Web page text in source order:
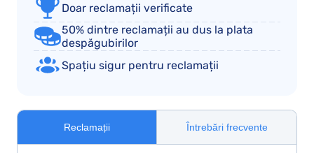
Doar reclamații verificate
50% dintre reclamații au dus la plata
despăgubirilor
Spațiu sigur pentru reclamații
Reclamații Întrebări frecvente